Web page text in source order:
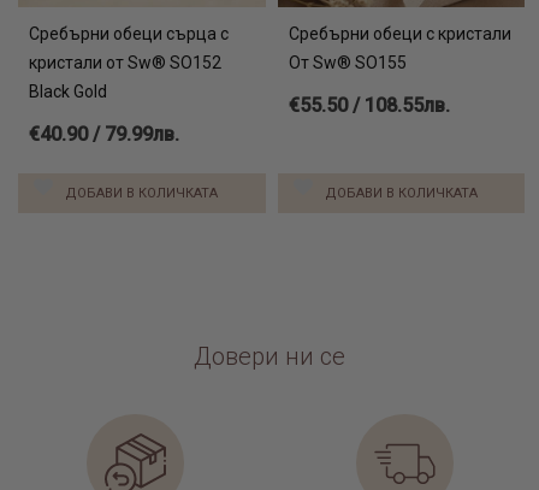
Сребърни обеци сърца с
кристали от Sw® SO152
Black Gold
€40.90 / 79.99лв.
ДОБАВИ В КОЛИЧКАТА
Сребърни обеци с кристали
От Sw® SO155
€55.50 / 108.55лв.
ДОБАВИ В КОЛИЧКАТА
Довери ни се